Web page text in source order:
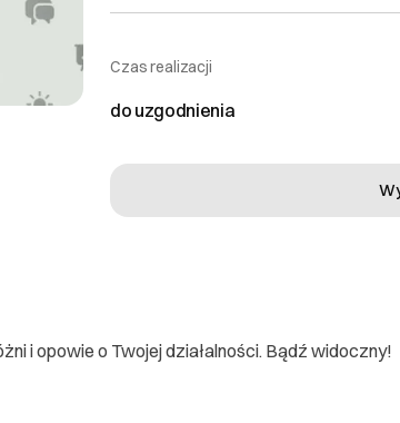
Czas realizacji
do uzgodnienia
i opowie o Twojej działalności. Bądź widoczny!